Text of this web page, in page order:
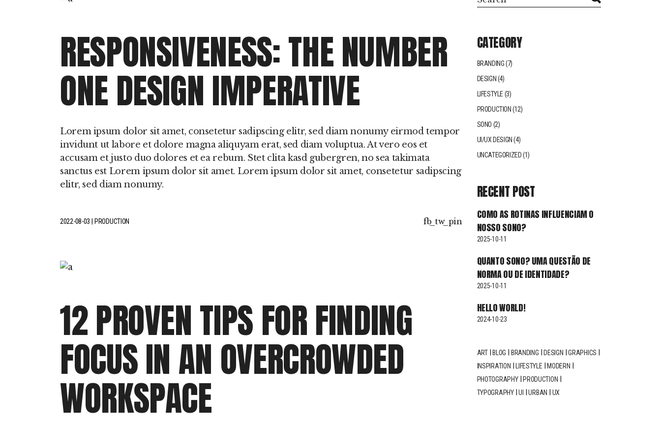
Hipersónias
RESPONSIVENESS: THE NUMBER
ONE DESIGN IMPERATIVE
Lorem ipsum dolor sit amet, consetetur sadipscing elitr, sed diam nonumy eirmod tempor
invidunt ut labore et dolore magna aliquyam erat, sed diam voluptua. At vero eos et
accusam et justo duo dolores et ea rebum. Stet clita kasd gubergren, no sea takimata
sanctus est Lorem ipsum dolor sit amet. Lorem ipsum dolor sit amet, consetetur sadipscing
elitr, sed diam nonumy.
2022-08-03 PRODUCTION fb tw pin
12 PROVEN TIPS FOR FINDING
FOCUS IN AN OVERCROWDED
WORKSPACE
CATEGORY
BRANDING(7)
DESIGN (4)
LIFESTYLE (3)
PRODUCTION (12)
SONO (2)
UI/UX DESIGN (4)
UNCATEGORIZED(1)
RECENT POST
COMO AS ROTINAS INFLUENCIAM O
NOSSO SONO?
2025-10-11
QUANTO SONO? UMA QUESTÃO DE
NORMA OU DE IDENTIDADE?
2025-10-11
HELLO WORLD!
2024-10-23
ART BLOG BRANDING DESIGN
GRAPHICS
INSPIRATION
LIFESTYLE
MODERN
PHOTOGRAPHY
PRODUCTION
TYPOGRAPHY
UI URBAN UX